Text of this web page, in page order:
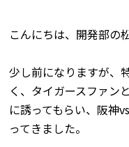
こんにちは、開発部の
少し前になりますが、
く、タイガースファン
に誘ってもらい、阪神
ってきました。